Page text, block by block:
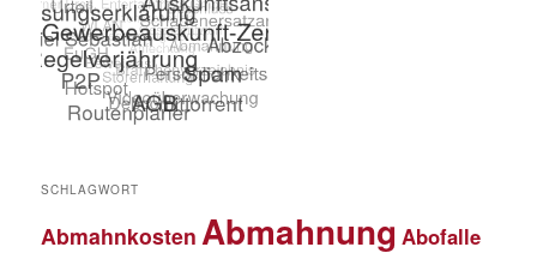
SCHLAGWORT
Abmahnkosten Abmahnung Abofalle